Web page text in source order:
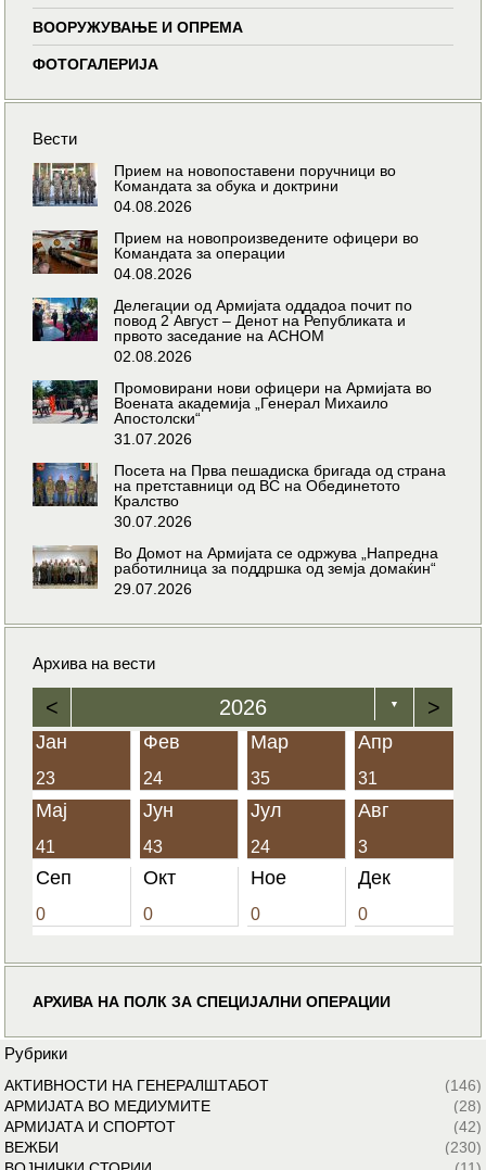
ВООРУЖУВАЊЕ И ОПРЕМА
ФОТОГАЛЕРИЈА
Вести
Прием на новопоставени поручници во
Командата за обука и доктрини
04.08.2026
Прием на новопроизведените офицери во
Командата за операции
04.08.2026
Делегации од Армијата оддадоа почит по
повод 2 Август – Денот на Републиката и
првото заседание на АСНОМ
02.08.2026
Промовирани нови офицери на Армијата во
Воената академија „Генерал Михаило
Апостолски“
31.07.2026
Посета на Прва пешадиска бригада од страна
на претставници од ВС на Обединетото
Кралство
30.07.2026
Во Домот на Армијата се одржува „Напредна
работилница за поддршка од земја домаќин“
29.07.2026
Архива на вести
< 2026 ▼ >
Јан
23
Фев
24
Мар
35
Апр
31
Мај
41
Јун
43
Јул
24
Авг
3
Сеп
0
Окт
0
Ное
0
Дек
0
АРХИВА НА ПОЛК ЗА СПЕЦИЈАЛНИ ОПЕРАЦИИ
Рубрики
АКТИВНОСТИ НА ГЕНЕРАЛШТАБОТ
(146)
АРМИЈАТА ВО МЕДИУМИТЕ
(28)
АРМИЈАТА И СПОРТОТ
(42)
ВЕЖБИ
(230)